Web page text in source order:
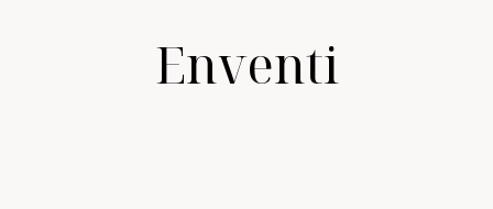
Enventi